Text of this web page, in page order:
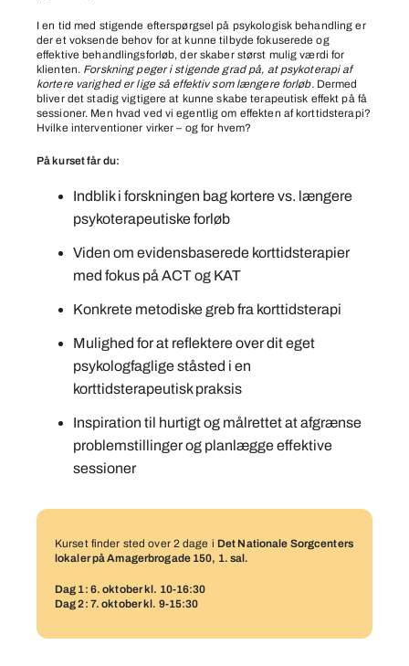
intervention
I en tid med stigende efterspørgsel på psykologisk behandling er
der et voksende behov for at kunne tilbyde fokuserede og
effektive behandlingsforløb, der skaber størst mulig værdi for
klienten. Forskning peger i stigende grad på, at psykoterapi af
kortere varighed er lige så effektiv som længere forløb.Dermed
bliver det stadig vigtigere at kunne skabe terapeutisk effekt på få
sessioner. Men hvad ved vi egentlig om effekten af korttidsterapi?
Hvilke interventioner virker – og for hvem?
På kurset får du:
Indblik i forskningen bag kortere vs. længere
psykoterapeutiske forløb
Viden om evidensbaserede korttidsterapier
med fokus på ACT og KAT
Konkrete metodiske greb fra korttidsterapi
Mulighed for at reflektere over dit eget
psykologfaglige ståsted i en
korttidsterapeutisk praksis
Inspiration til hurtigt og målrettet at afgrænse
problemstillinger og planlægge effektive
sessioner
Kurset finder sted over 2 dage i Det Nationale Sorgcenters
lokaler på Amagerbrogade 150, 1. sal.
Dag 1: 6. oktober kl. 10-16:30
Dag 2: 7. oktober kl. 9-15:30